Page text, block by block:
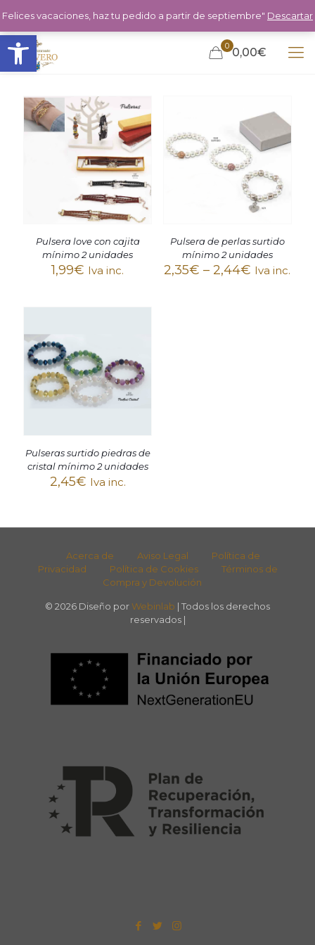
Abrir barra de herramientas 0 0,00€
Pulsera love con cajita
mínimo 2 unidades
1,99€ Iva inc.
Pulsera de perlas surtido
mínimo 2 unidades
2,35€ –2,44€ Iva inc.
Pulseras surtido piedras de
cristal mínimo 2 unidades
2,45€ Iva inc.
Acerca de Aviso Legal
Política de
Privacidad
Política de Cookies
Términos de
Compra y Devolución
© 2026 Diseño por Webinlab | Todos los derechos
reservados |
Felices vacaciones, haz tu pedido a partir de septiembre" Descartar